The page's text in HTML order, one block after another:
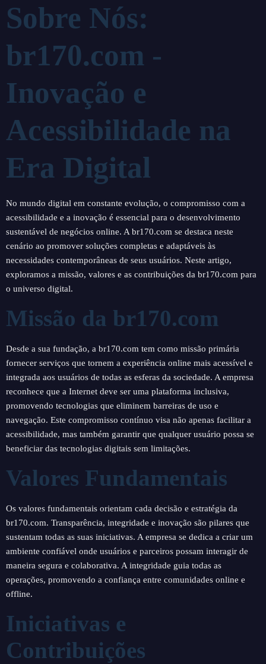
Sobre Nós:
br170.com -
Inovação e
Acessibilidade na
Era Digital
No mundo digital em constante evolução, o compromisso com a
acessibilidade e a inovação é essencial para o desenvolvimento
sustentável de negócios online. A br170.com se destaca neste
cenário ao promover soluções completas e adaptáveis às
necessidades contemporâneas de seus usuários. Neste artigo,
exploramos a missão, valores e as contribuições da br170.com para
o universo digital.
Missão da br170.com
Desde a sua fundação, a br170.com tem como missão primária
fornecer serviços que tornem a experiência online mais acessível e
integrada aos usuários de todas as esferas da sociedade. A empresa
reconhece que a Internet deve ser uma plataforma inclusiva,
promovendo tecnologias que eliminem barreiras de uso e
navegação. Este compromisso contínuo visa não apenas facilitar a
acessibilidade, mas também garantir que qualquer usuário possa se
beneficiar das tecnologias digitais sem limitações.
Valores Fundamentais
Os valores fundamentais orientam cada decisão e estratégia da
br170.com. Transparência, integridade e inovação são pilares que
sustentam todas as suas iniciativas. A empresa se dedica a criar um
ambiente confiável onde usuários e parceiros possam interagir de
maneira segura e colaborativa. A integridade guia todas as
operações, promovendo a confiança entre comunidades online e
offline.
Iniciativas e
Contribuições